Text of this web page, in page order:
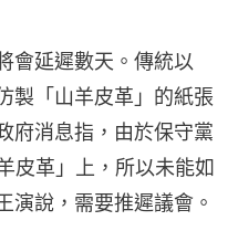
會延遲數天。傳統以
製「山羊皮革」的紙張
府消息指，由於保守黨
皮革」上，所以未能如
演說，需要推遲議會。